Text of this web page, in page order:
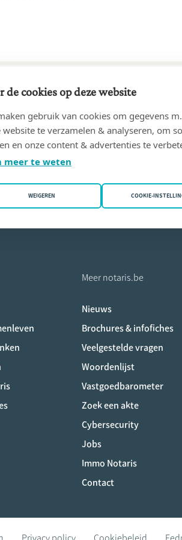
tot 03/02/1971
(2018 Antwerpen)
Van Looy
Meer notaris.be
Nieuws
Brochures & infofiches
Veelgestelde vragen
Woordenlijst
Vastgoedbarometer
Zoek een akte
Cybersecurity
Jobs
Immo Notaris
Contact
de cookies op deze website
gebruik van cookies om gegevens
website te verzamelen & analyseren, om
en onze content & advertenties te
meer te weten
WEIGEREN COOKIE-